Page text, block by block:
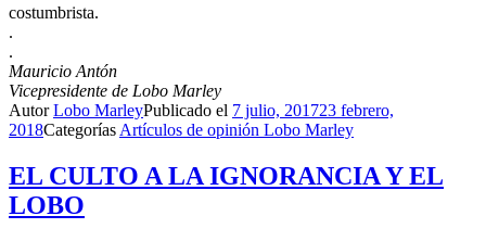
costumbrista.
.
.
Mauricio Antón
Vicepresidente de Lobo Marley
AutorLobo MarleyPublicado el 7 julio, 201723 febrero,
2018Categorías Artículos de opinión Lobo Marley
EL CULTO A LA IGNORANCIA Y EL
LOBO